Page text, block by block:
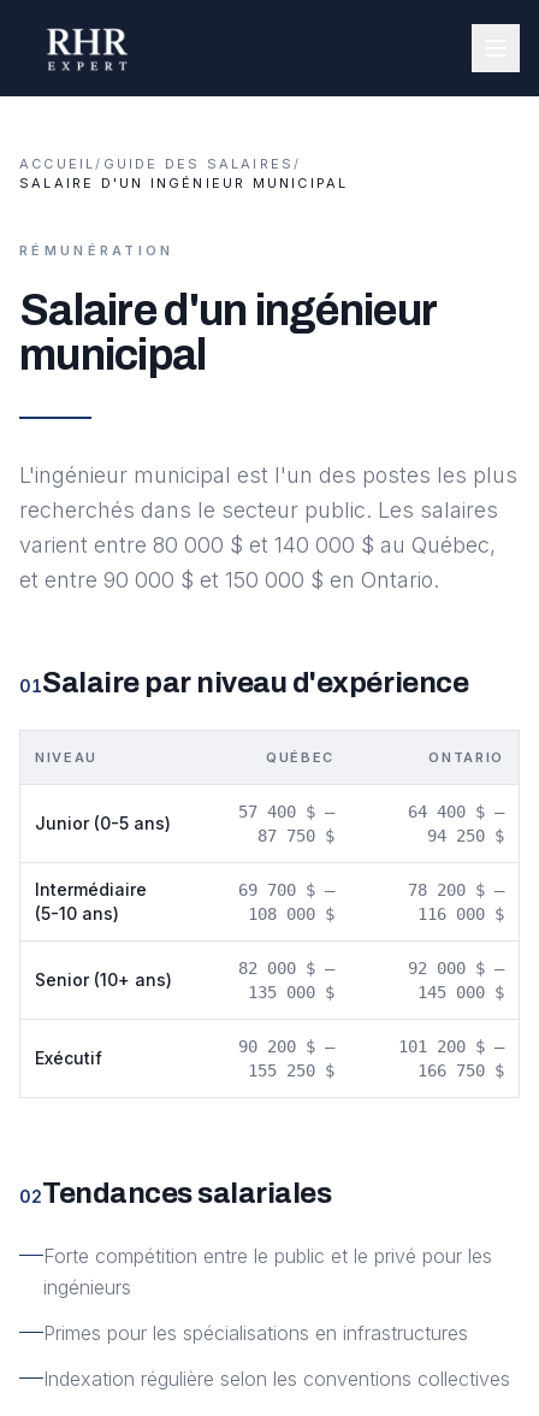
ACCUEIL/ GUIDE DES SALAIRES/
SALAIRE D'UN INGÉNIEUR MUNICIPAL
RÉMUNÉRATION
Salaire d'un ingénieur
municipal
L'ingénieur municipal est l'un des postes les plus
recherchés dans le secteur public. Les salaires
varient entre 80 000 $ et 140 000 $ au Québec,
et entre 90 000 $ et 150 000 $ en Ontario.
01Salaire par niveau d'expérience
NIVEAU QUÉBEC ONTARIO
Junior (0-5 ans)
57 400 $ –
87 750 $
64 400 $ –
94 250 $
Intermédiaire
(5-10 ans)
69 700 $ –
108 000 $
78 200 $ –
116 000 $
Senior (10+ ans)
82 000 $ –
135 000 $
92 000 $ –
145 000 $
Exécutif
90 200 $ –
155 250 $
101 200 $ –
166 750 $
02Tendances salariales
Forte compétition entre le public et le privé pour les
ingénieurs
Primes pour les spécialisations en infrastructures
Indexation régulière selon les conventions collectives